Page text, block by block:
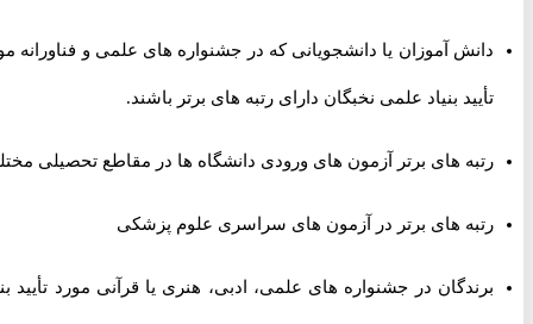
دانش آموزان یا دانشجویانی که در جشنواره های علمی و فناورانه مورد
تأیید بنیاد علمی نخبگان دارای رتبه های برتر باشند.
رتبه های برتر آزمون های ورودی دانشگاه ها در مقاطع تحصیلی مختلف
رتبه های برتر در آزمون های سراسری علوم پزشکی
برندگان در جشنواره های علمی، ادبی، هنری یا قرآنی مورد تأیید بنیاد